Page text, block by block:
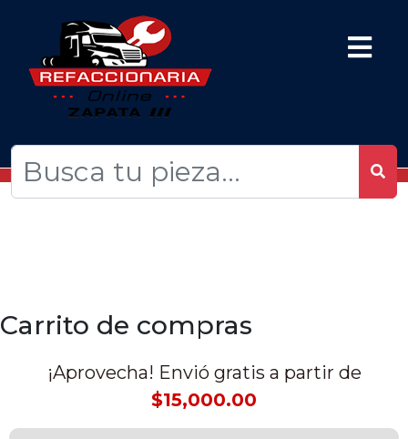
Carrito de compras
¡Aprovecha! Envió gratis a partir de
$15,000.00